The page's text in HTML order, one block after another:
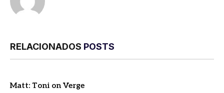
RELACIONADOS POSTS
Matt: Toni on Verge